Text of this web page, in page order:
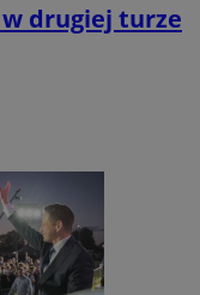
w drugiej turze